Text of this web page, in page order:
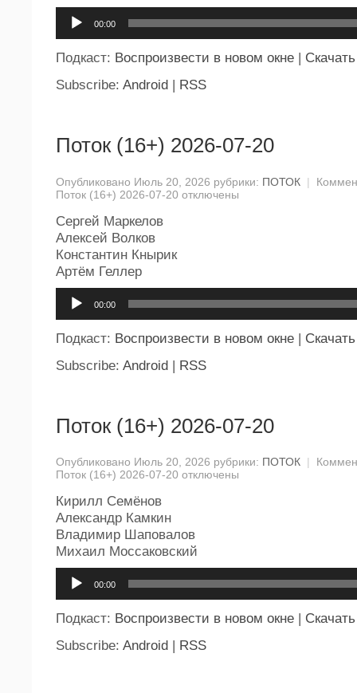
00:00
Подкаст: Воспроизвести в новом окне | Скачать
Subscribe: Android | RSS
Поток (16+) 2026-07-20
Опубликовано Июль 20, 2026 рубрики: ПОТОК |
Поток (16+) 2026-07-20 отключены
Сергей Маркелов
Алексей Волков
Константин Кнырик
Артём Геллер
00:00
Подкаст: Воспроизвести в новом окне | Скачать
Subscribe: Android | RSS
Поток (16+) 2026-07-20
Опубликовано Июль 20, 2026 рубрики: ПОТОК |
Поток (16+) 2026-07-20 отключены
Кирилл Семёнов
Александр Камкин
Владимир Шаповалов
Михаил Моссаковский
00:00
Подкаст: Воспроизвести в новом окне
Скачать
Subscribe: Android RSS